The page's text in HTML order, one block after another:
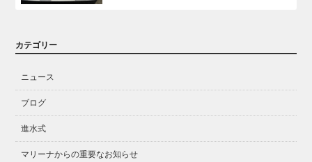
カテゴリー
ニュース
ブログ
進水式
マリーナからの重要なお知らせ